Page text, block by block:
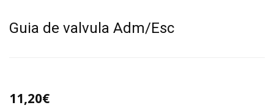
Guia de valvula Adm/Esc
11,20€